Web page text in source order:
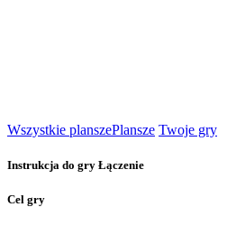
Wszystkie planszePlansze Twoje gry
Instrukcja do gry Łączenie
Cel gry